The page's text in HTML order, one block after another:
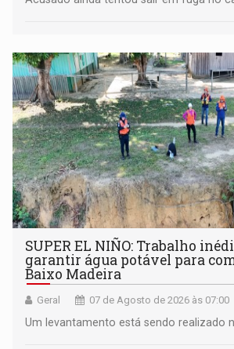
SUPER EL NIÑO: Trabalho
garantir água potável para
Baixo Madeira
Geral 07 de Agosto de 2026 às 07:00
Um levantamento está sendo realizado